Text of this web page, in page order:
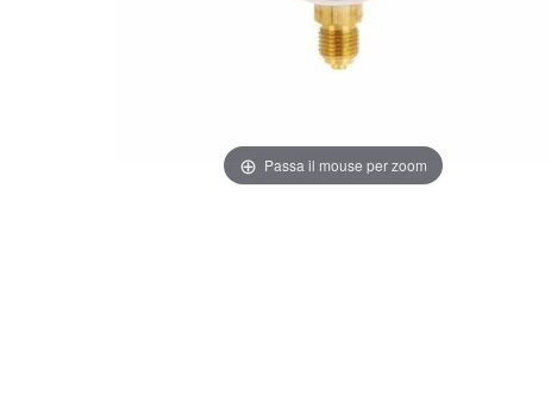
Passa il mouse per zoom